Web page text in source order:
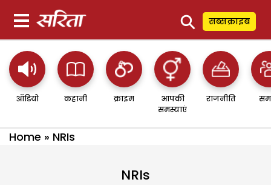
⚲ सब्सक्राइब
ऑडियो कहानी क्राइम
आपकी
समस्याएं
राजनीति
Home » NRIs
NRIs